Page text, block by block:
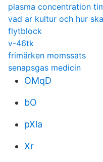
plasma concentration
vad ar kultur och hur
flytblock
v-46tk
frimärken momssats
senapsgas medicin
OMqD
bO
pXla
Xr